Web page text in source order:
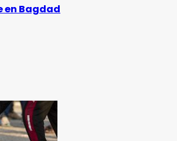
en Bagdad